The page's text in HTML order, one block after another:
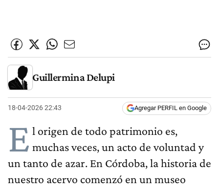
Guillermina Delupi
18-04-2026 22:43 Agregar PERFIL en Google
E l origen de todo patrimonio es,
muchas veces, un acto de voluntad y
un tanto de azar. En Córdoba, la historia de
nuestro acervo comenzó en un museo